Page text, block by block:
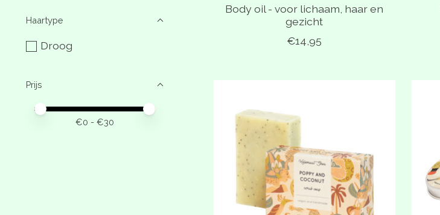
Haartype
Droog
Prijs
Minimale prijswaarde
Price maximum value
€0 - €30
Body oil - voor lichaam, haar en
gezicht
€14,95